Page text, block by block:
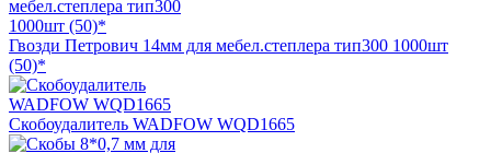
Гвозди Петрович 14мм для мебел.степлера тип300 1000шт
(50)*
Скобоудалитель WADFOW WQD1665